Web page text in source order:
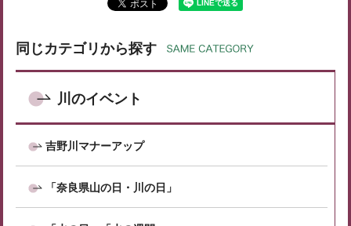
同じカテゴリから探す
川のイベント
吉野川マナーアップ
「奈良県山の日・川の日」